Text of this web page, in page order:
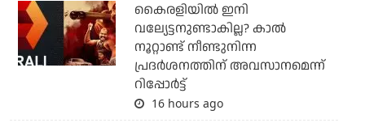
കൈരളിയില്‍ ഇനി
വല്യേട്ടനുണ്ടാകില്ല? കാല്‍
നൂറ്റാണ്ട് നീണ്ടുനിന്ന
പ്രദര്‍ശനത്തിന് അവസാനമെന്ന്
റിപ്പോര്‍ട്ട്
16 hours ago